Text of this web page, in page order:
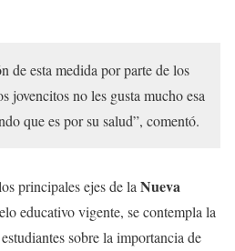
de esta medida por parte de los
jovencitos no les gusta mucho esa
que es por su salud”, comentó.
principales ejes de la Nueva
educativo vigente, se contempla la
sobre la importancia de